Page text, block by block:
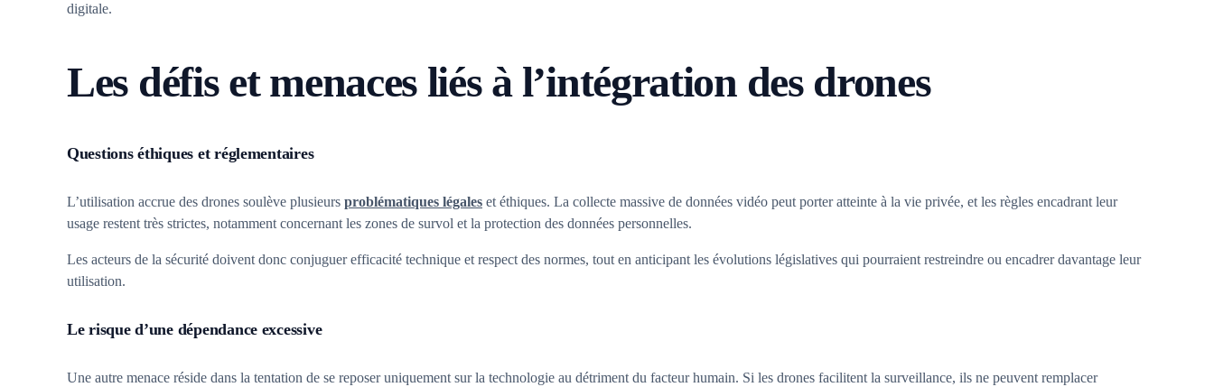
digitale.
Les défis et menaces liés à l’intégration des drones
Questions éthiques et réglementaires
L’utilisation accrue des drones soulève plusieurs problématiques légales et éthiques. La collecte massive de données vidéo peut porter atteinte à la vie privée, et les règles encadrant leur
usage restent très strictes, notamment concernant les zones de survol et la protection des données personnelles.
Les acteurs de la sécurité doivent donc conjuguer efficacité technique et respect des normes, tout en anticipant les évolutions législatives qui pourraient restreindre ou encadrer davantage leur
utilisation.
Le risque d’une dépendance excessive
Une autre menace réside dans la tentation de se reposer uniquement sur la technologie au détriment du facteur humain. Si les drones facilitent la surveillance, ils ne peuvent remplacer